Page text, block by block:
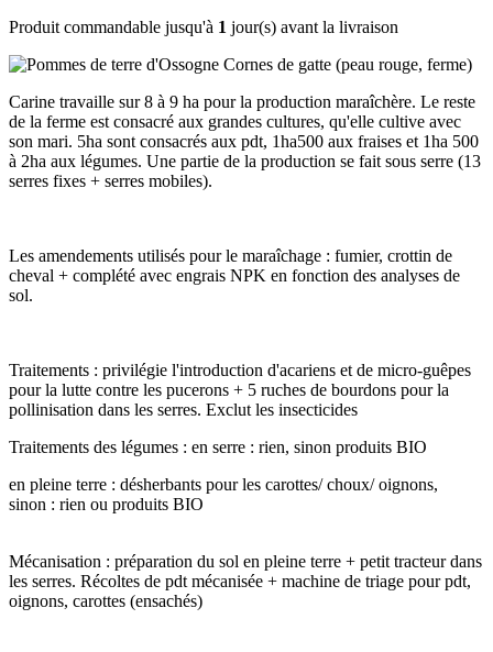
Produit commandable jusqu'à 1 jour(s) avant la livraison
Carine travaille sur 8 à 9 ha pour la production maraîchère. Le reste
de la ferme est consacré aux grandes cultures, qu'elle cultive avec
son mari. 5ha sont consacrés aux pdt, 1ha500 aux fraises et 1ha 500
à 2ha aux légumes. Une partie de la production se fait sous serre (13
serres fixes + serres mobiles).
Les amendements utilisés pour le maraîchage : fumier, crottin de
cheval + complété avec engrais NPK en fonction des analyses de
sol.
Traitements : privilégie l'introduction d'acariens et de micro-guêpes
pour la lutte contre les pucerons + 5 ruches de bourdons pour la
pollinisation dans les serres. Exclut les insecticides
Traitements des légumes : en serre : rien, sinon produits BIO
en pleine terre : désherbants pour les carottes/ choux/ oignons,
sinon : rien ou produits BIO
Mécanisation : préparation du sol en pleine terre + petit tracteur dans
les serres. Récoltes de pdt mécanisée + machine de triage pour pdt,
oignons, carottes (ensachés)